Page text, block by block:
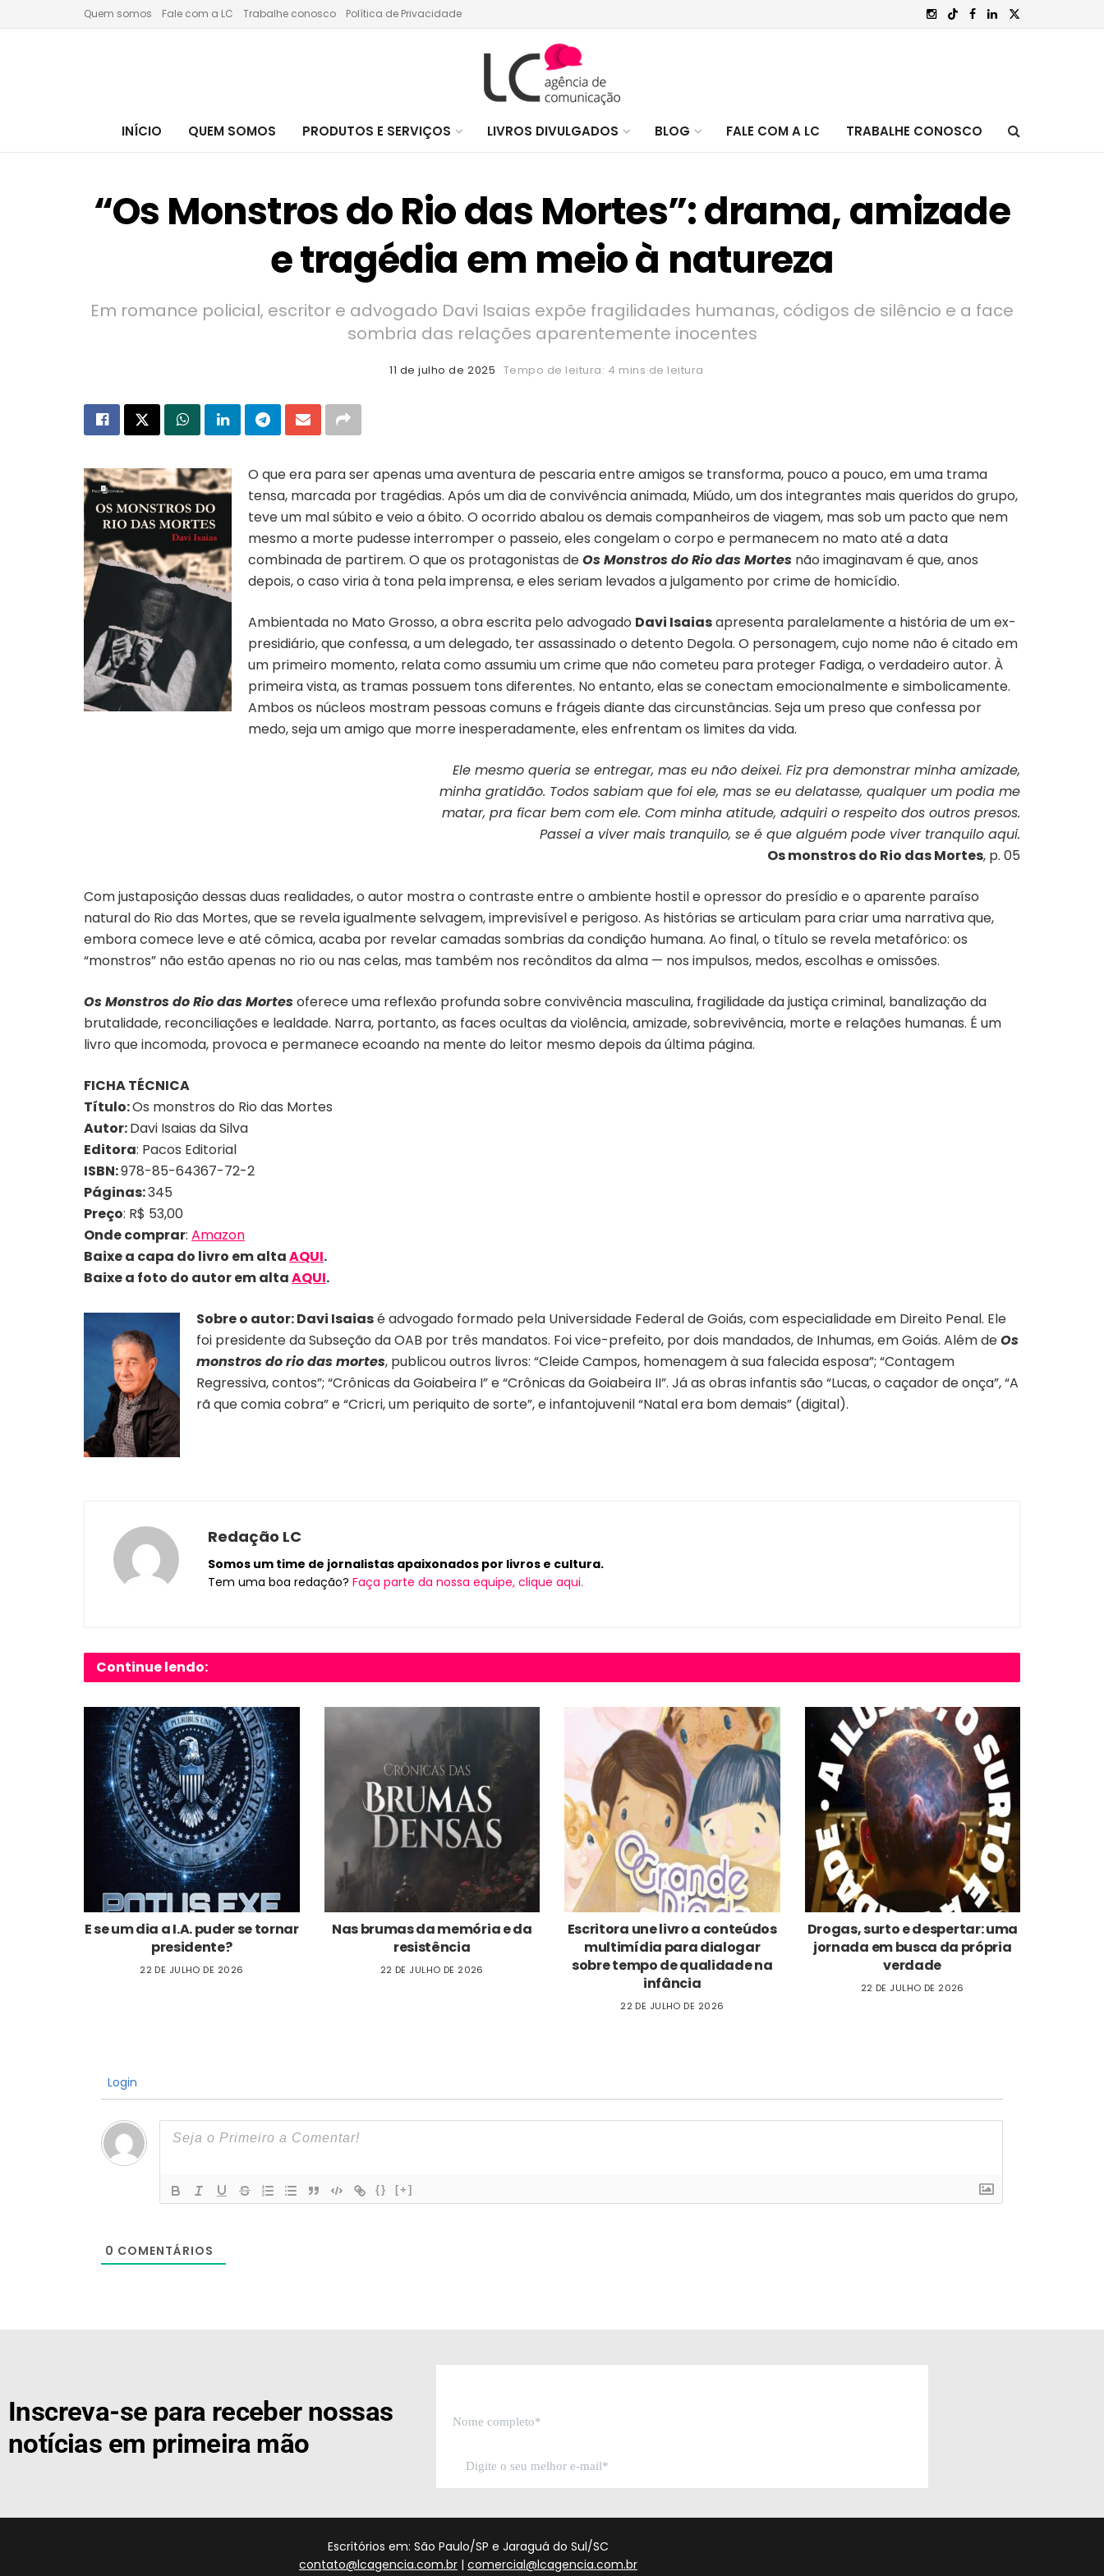
Quem somos Fale com a LC Trabalhe conosco Política de Privacidade
INÍCIO QUEM SOMOS PRODUTOS E SERVIÇOS LIVROS DIVULGADOS BLOG FALE COM A LC TRABALHE CONOSCO
“Os Monstros do Rio das Mortes”: drama, amizade
e tragédia em meio à natureza
Em romance policial, escritor e advogado Davi Isaias expõe fragilidades humanas, códigos de silêncio e a face
sombria das relações aparentemente inocentes
11 de julho de 2025 Tempo de leitura: 4 mins de leitura
O que era para ser apenas uma aventura de pescaria entre amigos se transforma, pouco a pouco, em uma trama
tensa, marcada por tragédias. Após um dia de convivência animada, Miúdo, um dos integrantes mais queridos do grupo,
teve um mal súbito e veio a óbito. O ocorrido abalou os demais companheiros de viagem, mas sob um pacto que nem
mesmo a morte pudesse interromper o passeio, eles congelam o corpo e permanecem no mato até a data
combinada de partirem. O que os protagonistas deOs Monstros do Rio das Mortes não imaginavam é que, anos
depois, o caso viria à tona pela imprensa, e eles seriam levados a julgamento por crime de homicídio.
Ambientada no Mato Grosso, a obra escrita pelo advogado Davi Isaiasapresenta paralelamente a históriade um ex-
presidiário, que confessa, a um delegado, ter assassinado o detento Degola. O personagem, cujo nome não é citado em
um primeiro momento, relata como assumiu um crime que não cometeu para proteger Fadiga, o verdadeiro autor. À
primeira vista, as tramas possuem tons diferentes. No entanto, elas se conectam emocionalmente e simbolicamente.
Ambos os núcleos mostram pessoas comuns e frágeis diante das circunstâncias. Seja um preso que confessa por
medo, seja um amigo que morre inesperadamente, eles enfrentam os limites da vida.
Ele mesmo queria se entregar, mas eu não deixei. Fiz pra demonstrar minha amizade,
minha gratidão. Todos sabiam que foi ele, mas se eu delatasse, qualquer um podia me
matar, pra ficar bem com ele. Com minha atitude, adquiri o respeito dos outros presos.
Passei a viver mais tranquilo, se é que alguém pode viver tranquilo aqui.
Os monstros do Rio das Mortes, p. 05
Com justaposição dessas duas realidades, o autor mostra o contraste entre o ambiente hostil e opressor do presídio e o aparente paraíso
natural do Rio das Mortes, que se revela igualmente selvagem, imprevisível e perigoso. As histórias se articulam para criar uma narrativa que,
embora comece leve e até cômica, acaba por revelar camadas sombrias da condição humana. Ao final, o título se revela metafórico: os
“monstros” não estão apenas no rio ou nas celas, mas também nos recônditos da alma — nos impulsos, medos, escolhas e omissões.
Os Monstros do Rio das Mortesoferece uma reflexão profunda sobre convivência masculina, fragilidade da justiça criminal, banalização da
brutalidade, reconciliações e lealdade. Narra, portanto, as faces ocultas da violência, amizade, sobrevivência, morte e relações humanas. É um
livro que incomoda, provoca e permanece ecoando na mente do leitor mesmo depois da última página.
FICHA TÉCNICA
Título:Os monstros do Rio das Mortes
Autor:Davi Isaias da Silva
Editora: Pacos Editorial
ISBN:978-85-64367-72-2
Páginas:345
Preço: R$ 53,00
Onde comprar: Amazon
Baixe a capa do livro em altaAQUI.
Baixe a foto do autor em altaAQUI.
Sobre o autor: Davi Isaiasé advogado formado pela Universidade Federal de Goiás, com especialidade em Direito Penal. Ele
foi presidente da Subseção da OAB por três mandatos. Foi vice-prefeito, por dois mandados, de Inhumas, em Goiás. Além deOs
monstros do rio das mortes, publicou outros livros: “Cleide Campos, homenagem à sua falecida esposa”; “Contagem
Regressiva, contos”; “Crônicas da Goiabeira I” e “Crônicas da Goiabeira II”. Já as obras infantis são “Lucas, o caçador de onça”, “A
rã que comia cobra” e “Cricri, um periquito de sorte”, e infantojuvenil “Natal era bom demais” (digital).
Redação LC
Somos um time de jornalistas apaixonados por livros e cultura.
Tem uma boa redação? Faça parte da nossa equipe, clique aqui.
Continue lendo:
E se um dia a I.A. puder se tornar
presidente?
22 DE JULHO DE 2026
Nas brumas da memória e da
resistência
22 DE JULHO DE 2026
Escritora une livro a conteúdos
multimídia para dialogar
sobre tempo de qualidade na
infância
22 DE JULHO DE 2026
Drogas, surto e despertar: uma
jornada em busca da própria
verdade
22 DE JULHO DE 2026
Login
{} [+]
0 COMENTÁRIOS
Inscreva-se para receber nossas
notícias em primeira mão
Escritórios em: São Paulo/SP e Jaraguá do Sul/SC
contato@lcagencia.com.br | comercial@lcagencia.com.br